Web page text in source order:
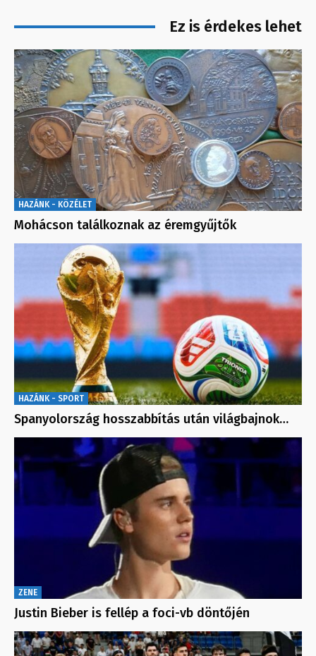
Ez is érdekes lehet
HAZÁNK - KÖZÉLET
Mohácson találkoznak az éremgyűjtők
HAZÁNK - SPORT
Spanyolország hosszabbítás után világbajnok…
ZENE
Justin Bieber is fellép a foci-vb döntőjén